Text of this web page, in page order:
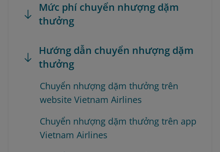
Mức phí chuyển nhượng dặm
thưởng
Hướng dẫn chuyển nhượng dặm
thưởng
Chuyển nhượng dặm thưởng trên
website Vietnam Airlines
Chuyển nhượng dặm thưởng trên app
Vietnam Airlines